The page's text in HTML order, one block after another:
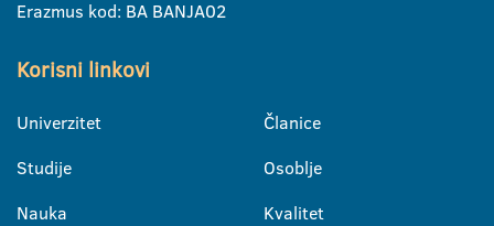
Erazmus kod: BA BANJA02
Korisni linkovi
Univerzitet
Studije
Nauka
Članice
Osoblje
Kvalitet